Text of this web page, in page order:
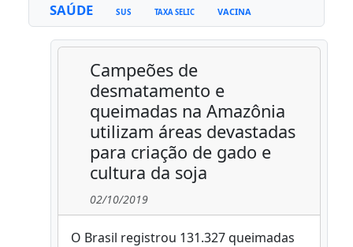
SAÚDE SUS TAXA SELIC VACINA
Campeões de
desmatamento e
queimadas na Amazônia
utilizam áreas devastadas
para criação de gado e
cultura da soja
02/10/2019
O Brasil registrou 131.327 queimadas